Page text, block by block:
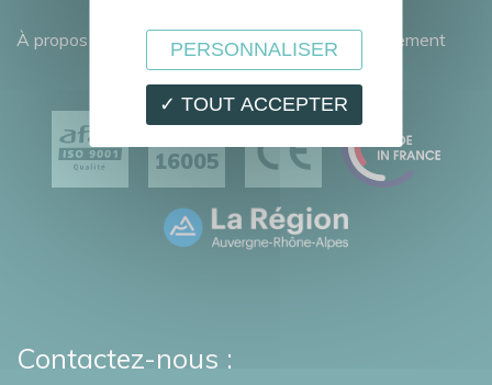
À propos Développement durable Recrutement
16005
Contactez-nous :
✓ TOUT ACCEPTER
PERSONNALISER